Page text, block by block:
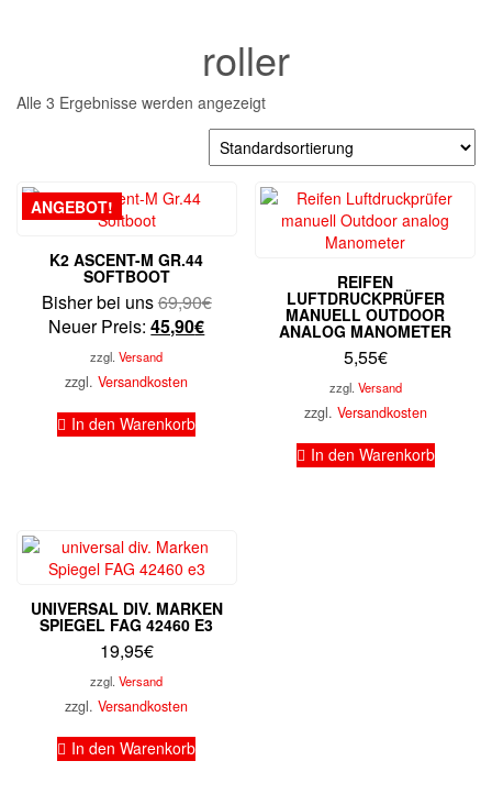
roller
Alle 3 Ergebnisse werden angezeigt
ANGEBOT!
K2 ASCENT-M GR.44
SOFTBOOT
Bisher bei uns69,90€Ursprünglicher
Neuer Preis: 45,90€Aktueller
zzgl.Versand
zzgl.Versandkosten
In den Warenkorb
REIFEN
LUFTDRUCKPRÜFER
MANUELL OUTDOOR
ANALOG MANOMETER
5,55€
zzgl. Versand
zzgl. Versandkosten
In den Warenkorb
UNIVERSAL DIV. MARKEN
SPIEGEL FAG 42460 E3
19,95€
zzgl.Versand
zzgl.Versandkosten
In den Warenkorb